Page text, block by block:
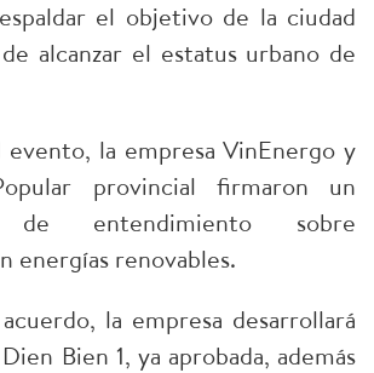
el objetivo de la ciudad
alcanzar el estatus urbano de
la empresa VinEnergo y
provincial firmaron un
de entendimiento sobre
energías renovables.
la empresa desarrollará
Bien 1, ya aprobada, además